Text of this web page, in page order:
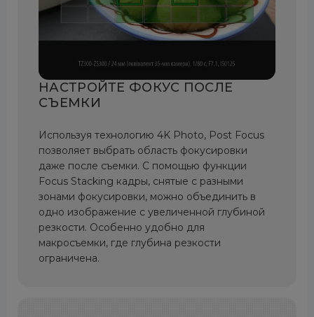
НАСТРОЙТЕ ФОКУС ПОСЛЕ
СЪЕМКИ
Используя технологию 4K Photo, Post Focus
позволяет выбрать область фокусировки
даже после съемки. С помощью функции
Focus Stacking кадры, снятые с разными
зонами фокусировки, можно объединить в
одно изображение с увеличенной глубиной
резкости. Особенно удобно для
макросъемки, где глубина резкости
ограничена.